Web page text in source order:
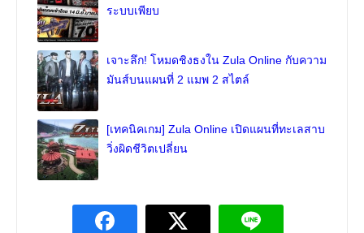
ระบบเพียบ
เจาะลึก! โหมดชิงธงใน Zula Online กับความ
มันส์บนแผนที่ 2 แมพ 2 สไตล์
[เทคนิคเกม] Zula Online เปิดแผนที่ทะเลสาบ
วิ่งผิดชีวิตเปลี่ยน